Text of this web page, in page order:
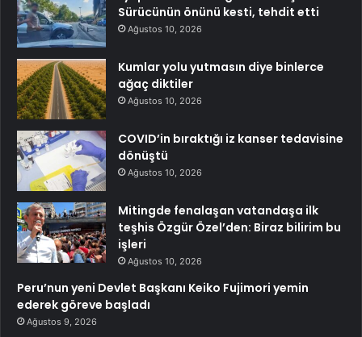
Sürücünün önünü kesti, tehdit etti
Ağustos 10, 2026
Kumlar yolu yutmasın diye binlerce
ağaç diktiler
Ağustos 10, 2026
COVID’in bıraktığı iz kanser tedavisine
dönüştü
Ağustos 10, 2026
Mitingde fenalaşan vatandaşa ilk
teşhis Özgür Özel’den: Biraz bilirim bu
işleri
Ağustos 10, 2026
Peru’nun yeni Devlet Başkanı Keiko Fujimori yemin
ederek göreve başladı
Ağustos 9, 2026